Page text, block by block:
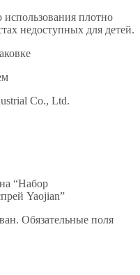
использования плотно
недоступных для детей.
Co., Ltd.
“Набор
Yaojian”
Обязательные поля